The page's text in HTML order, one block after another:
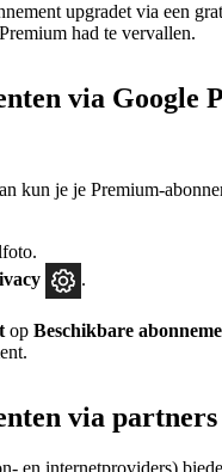
upgradet via een
had te vervallen.
via Google
kun je je Premium-
.
op Beschikbare
via partners
en internetproviders)